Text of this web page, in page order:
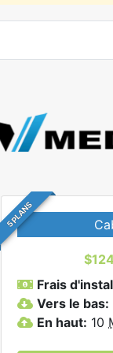
5 PLANS
Frais
Vers le bas:
En haut: 10